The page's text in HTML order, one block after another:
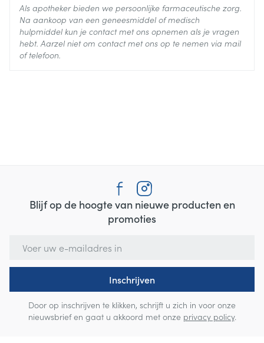
Als apotheker bieden we persoonlijke farmaceutische zorg.
Na aankoop van een geneesmiddel of medisch
hulpmiddel kun je contact met ons opnemen als je vragen
hebt. Aarzel niet om contact met ons op te nemen via mail
of telefoon.
Blijf op de hoogte van nieuwe producten en
promoties
Inschrijven
Door op inschrijven te klikken, schrijft u zich in voor onze
nieuwsbrief en gaat u akkoord met onze privacy policy.